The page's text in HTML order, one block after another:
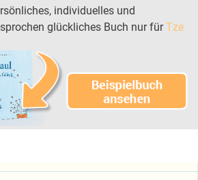
individuelles und
glückliches Buch nur fürTze